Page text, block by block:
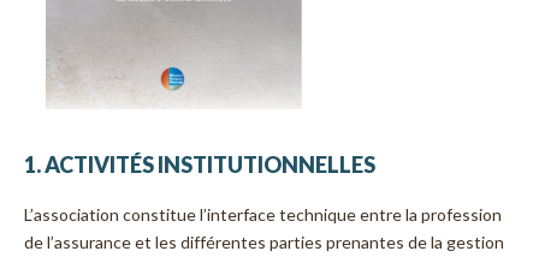
1. ACTIVITÉS INSTITUTIONNELLES
L’association constitue l’interface technique entre la profession
de l’assurance et les différentes parties prenantes de la gestion